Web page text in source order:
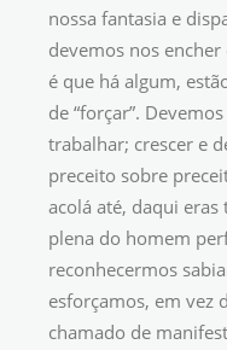
nossa fantasia e
devemos nos encher
é que há algum,
de “forçar”.
trabalhar; crescer e
preceito sobre
acolá até, daqui eras
plena do homem
reconhecermos
esforçamos, em vez
chamado de